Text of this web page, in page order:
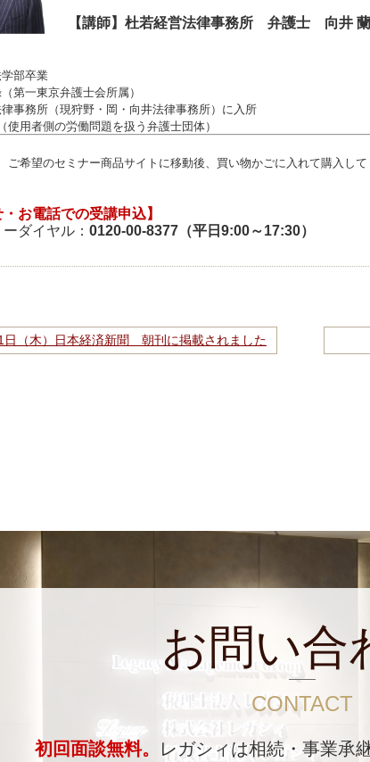
【講師】杜若経営法律事務所 弁護士 向井
部卒業
第一東京弁護士会所属）
事務所（現狩野・岡・向井法律事務所）に入所
使用者側の労働問題を扱う弁護士団体）
ご希望のセミナー商品サイトに移動後、買い物かごに入れて購入し
・お電話での受講申込】
ダイヤル： 0120-00-8377（平日9:00～17:30）
日（木）日本経済新聞 朝刊に掲載されました
お問い合
CONTACT
初回面談無料。
レガシィは相続・事業承